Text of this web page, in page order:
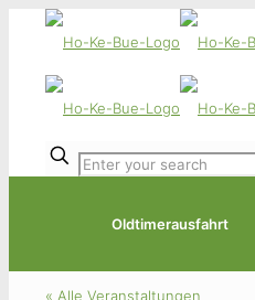
Oldtimerausfahrt
« Alle Veranstaltungen